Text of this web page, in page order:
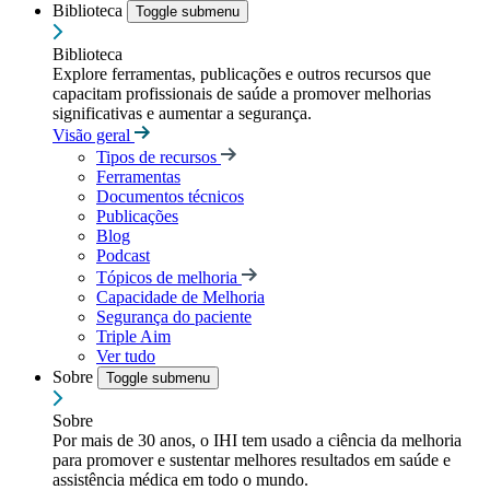
Biblioteca
Toggle submenu
Biblioteca
Explore ferramentas, publicações e outros recursos que
capacitam profissionais de saúde a promover melhorias
significativas e aumentar a segurança.
Visão geral
Tipos de recursos
Ferramentas
Documentos técnicos
Publicações
Blog
Podcast
Tópicos de melhoria
Capacidade de Melhoria
Segurança do paciente
Triple Aim
Ver tudo
Sobre
Toggle submenu
Sobre
Por mais de 30 anos, o IHI tem usado a ciência da melhoria
para promover e sustentar melhores resultados em saúde e
assistência médica em todo o mundo.